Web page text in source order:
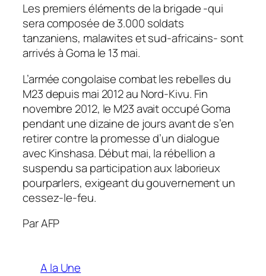
Les premiers éléments de la brigade -qui
sera composée de 3.000 soldats
tanzaniens, malawites et sud-africains- sont
arrivés à Goma le 13 mai.
L’armée congolaise combat les rebelles du
M23 depuis mai 2012 au Nord-Kivu. Fin
novembre 2012, le M23 avait occupé Goma
pendant une dizaine de jours avant de s’en
retirer contre la promesse d’un dialogue
avec Kinshasa. Début mai, la rébellion a
suspendu sa participation aux laborieux
pourparlers, exigeant du gouvernement un
cessez-le-feu.
Par AFP
A la Une